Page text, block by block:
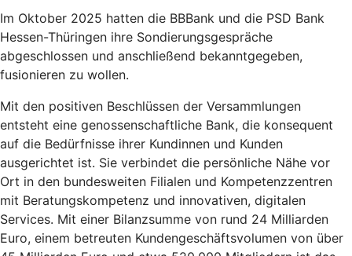
Im Oktober 2025 hatten die BBBank und die PSD Bank
Hessen-Thüringen ihre Sondierungsgespräche
abgeschlossen und anschließend bekanntgegeben,
fusionieren zu wollen.
Mit den positiven Beschlüssen der Versammlungen
entsteht eine genossenschaftliche Bank, die konsequent
auf die Bedürfnisse ihrer Kundinnen und Kunden
ausgerichtet ist. Sie verbindet die persönliche Nähe vor
Ort in den bundesweiten Filialen und Kompetenzzentren
mit Beratungskompetenz und innovativen, digitalen
Services. Mit einer Bilanzsumme von rund 24 Milliarden
Euro, einem betreuten Kundengeschäftsvolumen von über